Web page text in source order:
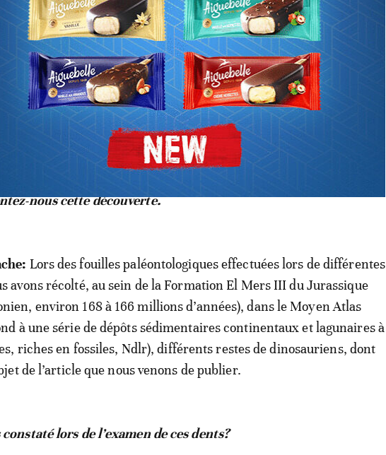
sauropodes herbivores géants, jusqu’ici connus dans différentes
et crétacées d’Europe, d’Asie et d’Amérique du Sud,
jamais été signalés en Afrique. Datées du Bathonien (Jurassique
168 à 166 millions d’années), ces dents présentent des
morphologiques distinctives qui permettent de les différencier
du groupe.
nous cette découverte.
Lors des fouilles paléontologiques effectuées lors de différentes
avons récolté, au sein de la Formation El Mers III du Jurassique
environ 168 à 166 millions d’années), dans le Moyen Atlas
à une série de dépôts sédimentaires continentaux et lagunaires à
riches en fossiles, Ndlr), différents restes de dinosauriens, dont
de l’article que nous venons de publier.
constaté lors de l’examen de ces dents?